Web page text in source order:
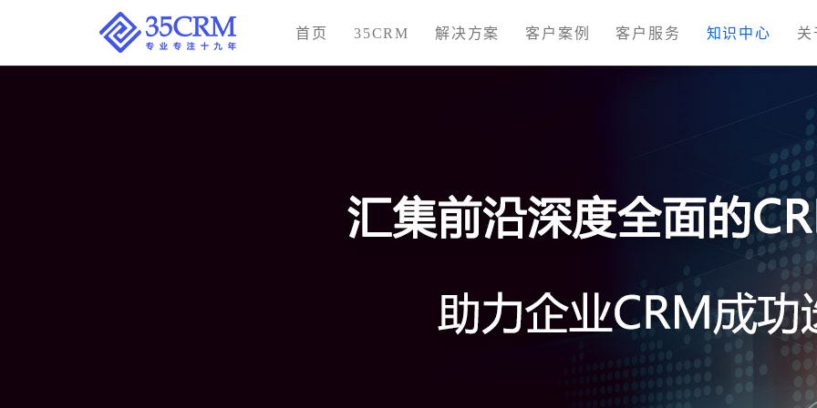
首页 35CRM 解决方案 客户案例 客户服务 知识中心 关